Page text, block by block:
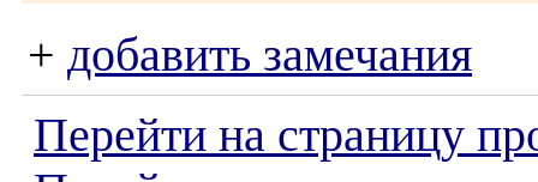
+ добавить замечания
Перейти на страницу